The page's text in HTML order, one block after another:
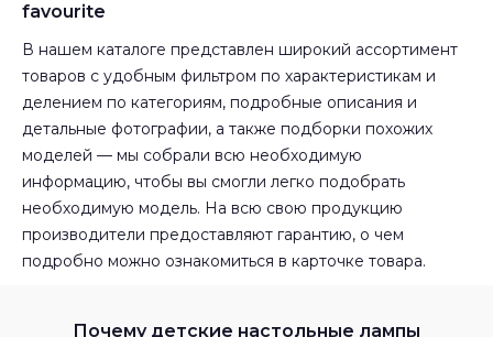
favourite
В нашем каталоге представлен широкий ассортимент
товаров с удобным фильтром по характеристикам и
делением по категориям, подробные описания и
детальные фотографии, а также подборки похожих
моделей — мы собрали всю необходимую
информацию, чтобы вы смогли легко подобрать
необходимую модель. На всю свою продукцию
производители предоставляют гарантию, о чем
подробно можно ознакомиться в карточке товара.
Почему детские настольные лампы